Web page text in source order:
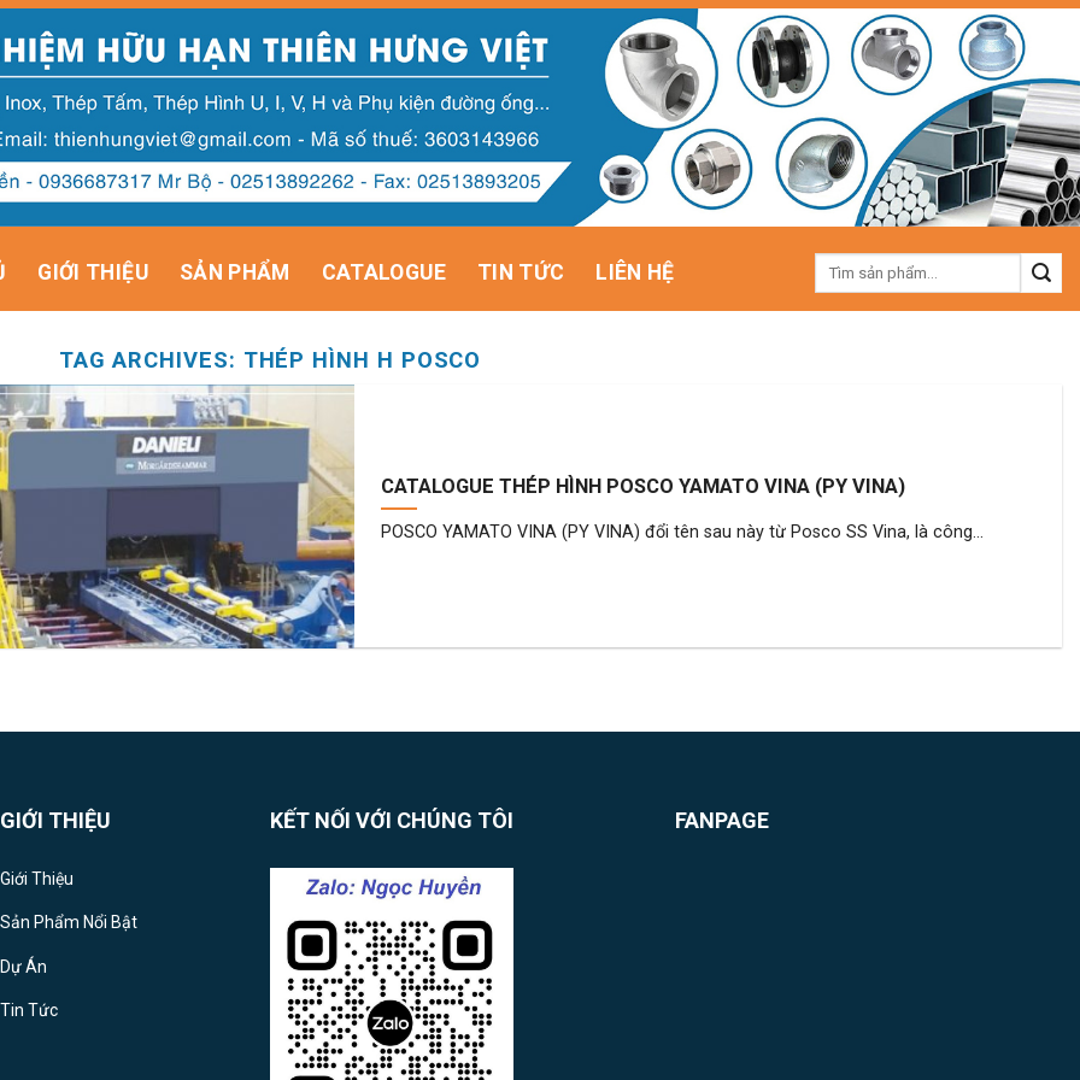
GIỚI THIỆU SẢN PHẨM CATALOGUE TIN TỨC LIÊN HỆ
Tìm
TAG ARCHIVES: THÉP HÌNH H POSCO
CATALOGUE THÉP HÌNH POSCO YAMATO VINA (PY VINA)
POSCO YAMATO VINA (PY VINA) đổi tên sau này từ Posco SS Vina, là công...
GIỚI THIỆU
Giới Thiệu
Sản Phẩm Nổi Bật
Dự Án
Tin Tức
KẾT NỐI VỚI CHÚNG TÔI FANPAGE